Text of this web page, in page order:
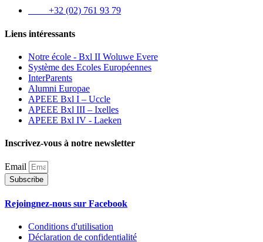
+32 (02) 761 93 79
Liens intéressants
Notre école - Bxl II Woluwe Evere
Système des Ecoles Européennes
InterParents
Alumni Europae
APEEE Bxl I – Uccle
APEEE Bxl III – Ixelles
APEEE Bxl IV - Laeken
Inscrivez-vous à notre newsletter
Email
Subscribe
Rejoingnez-nous sur Facebook
Conditions d'utilisation
Déclaration de confidentialité